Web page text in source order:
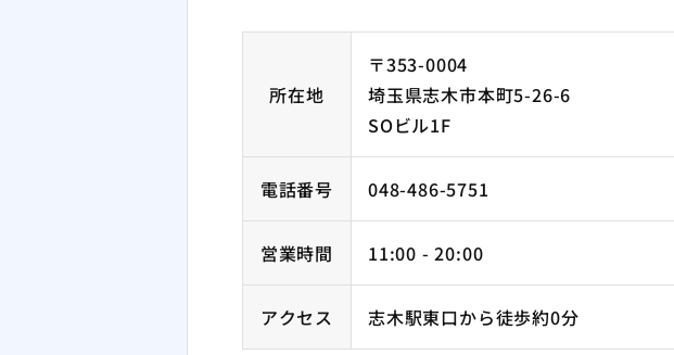
所在地
〒353-0004
埼玉県志木市本町5-26-6
SOビル1F
電話番号 048-486-5751
営業時間 11:00 - 20:00
アクセス 志木駅東口から徒歩約0分